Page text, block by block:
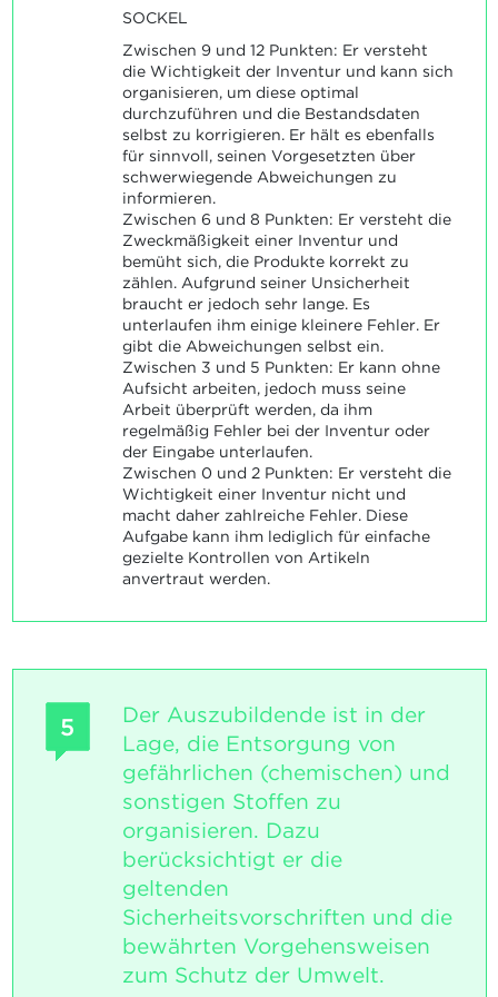
SOCKEL
Zwischen 9 und 12 Punkten: Er versteht
die Wichtigkeit der Inventur und kann sich
organisieren, um diese optimal
durchzuführen und die Bestandsdaten
selbst zu korrigieren. Er hält es ebenfalls
für sinnvoll, seinen Vorgesetzten über
schwerwiegende Abweichungen zu
informieren.
Zwischen 6 und 8 Punkten: Er versteht die
Zweckmäßigkeit einer Inventur und
bemüht sich, die Produkte korrekt zu
zählen. Aufgrund seiner Unsicherheit
braucht er jedoch sehr lange. Es
unterlaufen ihm einige kleinere Fehler. Er
gibt die Abweichungen selbst ein.
Zwischen 3 und 5 Punkten: Er kann ohne
Aufsicht arbeiten, jedoch muss seine
Arbeit überprüft werden, da ihm
regelmäßig Fehler bei der Inventur oder
der Eingabe unterlaufen.
Zwischen 0 und 2 Punkten: Er versteht die
Wichtigkeit einer Inventur nicht und
macht daher zahlreiche Fehler. Diese
Aufgabe kann ihm lediglich für einfache
gezielte Kontrollen von Artikeln
anvertraut werden.
5
Der Auszubildende ist in der
Lage, die Entsorgung von
gefährlichen (chemischen) und
sonstigen Stoffen zu
organisieren. Dazu
berücksichtigt er die
geltenden
Sicherheitsvorschriften und die
bewährten Vorgehensweisen
zum Schutz der Umwelt.